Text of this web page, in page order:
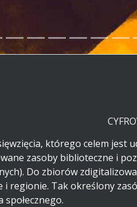
którego celem
zasoby biblioteczne i
Do zbiorów
i regionie. Tak określony